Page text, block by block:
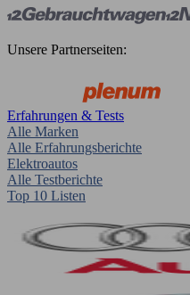
Unsere Partnerseiten:
Erfahrungen & Tests
Alle Marken
Alle Erfahrungsberichte
Elektroautos
Alle Testberichte
Top 10 Listen